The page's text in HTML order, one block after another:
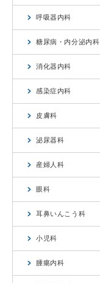
呼吸器内科
糖尿病・内分泌内科
消化器内科
感染症内科
皮膚科
泌尿器科
産婦人科
眼科
耳鼻いんこう科
小児科
腫瘍内科